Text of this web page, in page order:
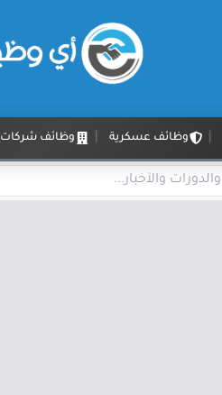
وظائف عسكرية وظائف شركات